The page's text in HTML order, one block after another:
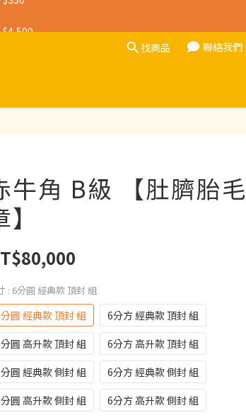
找商品 聯絡我們
牛角 B級 【肚臍胎毛
: 6分圓 經典款 頂封 組
圓 經典款 頂封 組
6分方 經典款 頂封 組
圓 高升款 頂封 組
6分方 高升款 頂封 組
圓 經典款 側封 組
6分方 經典款 側封 組
圓 高升款 側封 組
6分方 高升款 側封 組